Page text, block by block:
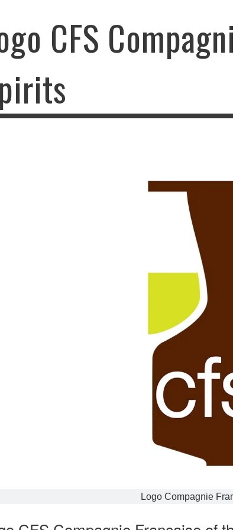
CFS
Logo Compagnie